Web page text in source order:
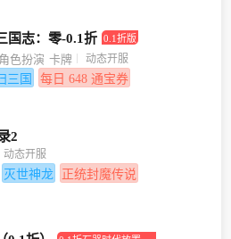
国志：零-0.1折 0.1折版
角色扮演 卡牌 动态开服
三国 每日 648 通宝券
2
动态开服
灭世神龙 正统封魔传说